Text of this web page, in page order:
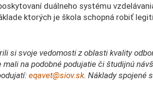
duálneho systému
ktorých je škola schopná robiť
si svoje vedomosti z oblasti kvality
na podobné podujatie či študijnú
eqavet@siov.sk. Náklady spojené